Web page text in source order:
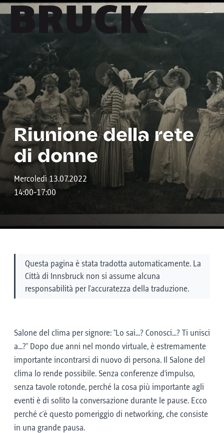
+43 (0) 512 / 56 15 00
office@innsbruckmarketing.at
Mo. – Fr.: 9:00 – 17:00 Uhr
Riunione della rete
di donne
Mercoledì 13.07.2022
14:00-17:00
Questa pagina è stata tradotta automaticamente. La
Città di Innsbruck non si assume alcuna
responsabilità per l'accuratezza della traduzione.
Salone del clima per signore: "Lo sai...? Conosci...? Ti unisci
a...?" Dopo due anni nel mondo virtuale, è estremamente
importante incontrarsi di nuovo di persona. Il Salone del
clima lo rende possibile. Senza conferenze d'impulso,
senza tavole rotonde, perché la cosa più importante agli
eventi è di solito la conversazione durante le pause. Ecco
perché c'è questo pomeriggio di networking, che consiste
in una grande pausa.